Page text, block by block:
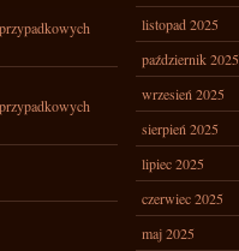
listopad 2025
październik 2025
wrzesień 2025
sierpień 2025
lipiec 2025
czerwiec 2025
maj 2025